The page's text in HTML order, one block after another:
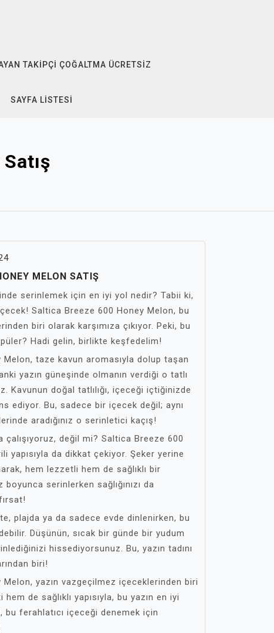
TAKIPÇI ÇOĞALTMA ÜCRETSIZ
SAYFA LISTESI
MELON SATIŞ
serinlemek için en iyi yol nedir? Tabii ki,
Saltica Breeze 600 Honey Melon, bu
biri olarak karşımıza çıkıyor. Peki, bu
Hadi gelin, birlikte keşfedelim!
taze kavun aromasıyla dolup taşan
yazın güneşinde olmanın verdiği o tatlı
Kavunun doğal tatlılığı, içeceği içtiğinizde
ediyor. Bu, sadece bir içecek değil; aynı
aradığınız o serinletici kaçış!
çalışıyoruz, değil mi? Saltica Breeze 600
yapısıyla da dikkat çekiyor. Şeker yerine
hem lezzetli hem de sağlıklı bir
serinlerken sağlığınızı da
plajda ya da sadece evde dinlenirken, bu
Düşünün, sıcak bir günde bir yudum
hissediyorsunuz. Bu, yazın tadını
biri!
yazın vazgeçilmez içeceklerinden biri
de sağlıklı yapısıyla, bu yazın en iyi
ferahlatıcı içeceği denemek için